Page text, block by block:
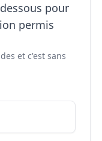
pour
permis
et c'est sans